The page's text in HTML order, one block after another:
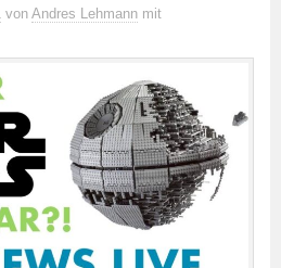
von Andres Lehmann mit